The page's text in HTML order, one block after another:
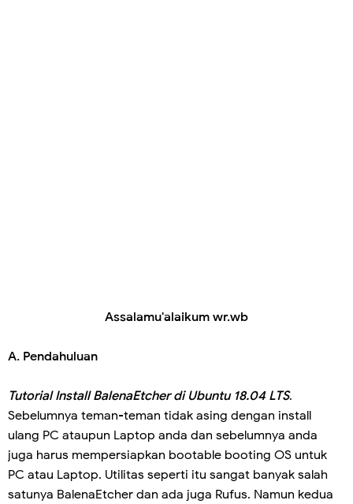
Assalamu'alaikum wr.wb
A. Pendahuluan
Tutorial Install BalenaEtcher di Ubuntu 18.04 LTS.
Sebelumnya teman-teman tidak asing dengan install
ulang PC ataupun Laptop anda dan sebelumnya anda
juga harus mempersiapkan bootable booting OS untuk
PC atau Laptop. Utilitas seperti itu sangat banyak salah
satunya BalenaEtcher dan ada juga Rufus. Namun kedua